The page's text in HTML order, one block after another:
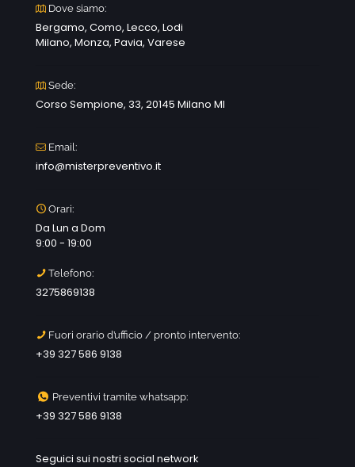
Dove siamo:
Bergamo, Como, Lecco, Lodi
Milano, Monza, Pavia, Varese
Sede:
Corso Sempione, 33, 20145 Milano MI
Email:
info@misterpreventivo.it
Orari:
Da Lun a Dom
9:00 - 19:00
Telefono:
3275869138
Fuori orario d’ufficio / pronto intervento:
+39 327 586 9138
Preventivi tramite whatsapp:
+39 327 586 9138
Seguici sui nostri social network